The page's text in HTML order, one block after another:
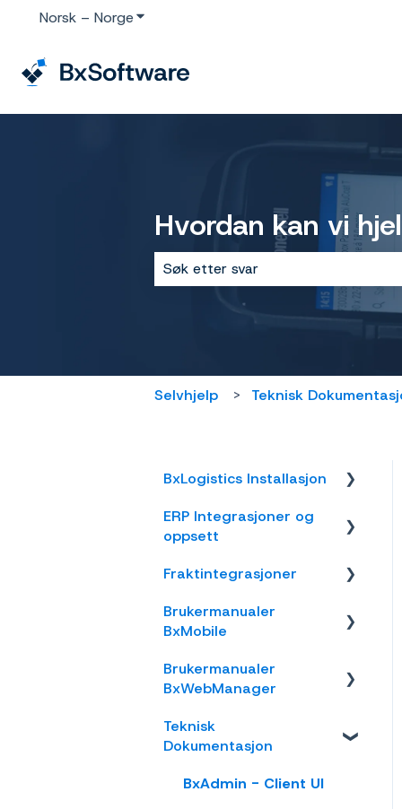
Norsk – NorgeVis undermeny for oversettelser
Hvordan kan vi
Det finnes ingen forslag fordi
Selvhjelp Teknisk
BxLogistics Installasjon
BxEngine og
BxSmartPrintPro
BxLogistics
ERP Integrasjoner og
oppsett
Visma Business
Business NXT
Visma Net
Xledger
Fraktintegrasjoner
AxiaFrakt
ERP leveringsmetoder
nShift Shipment Server
Brukermanualer
BxMobile
Generelt
Salg
Varetelling
Brukermanualer
BxWebManager
General
Teknisk
Dokumentasjon
BxAdmin - Client UI